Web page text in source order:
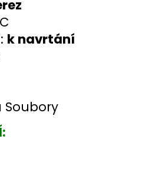
k navrtání
Soubory